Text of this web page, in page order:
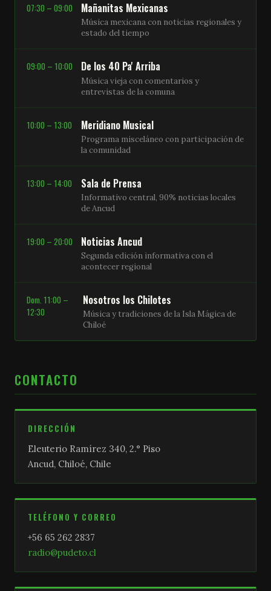
07:30 – 09:00 Mañanitas Mexicanas
Música mexicana con noticias regionales y
estado del tiempo
09:00 – 10:00 De los 40 Pa' Arriba
Música vieja con comentarios y
entrevistas de la comuna
10:00 – 13:00 Meridiano Musical
Programa misceláneo con participación de
la comunidad
13:00 – 14:00 Sala de Prensa
Informativo central, 90% noticias locales
de Ancud
19:00 – 20:00 Noticias Ancud
Segunda edición informativa con el
acontecer regional
Dom. 11:00 –
12:30
Nosotros los Chilotes
Música y tradiciones de la Isla Mágica de
Chiloé
CONTACTO
DIRECCIÓN
Eleuterio Ramírez 340, 2.° Piso
Ancud, Chiloé, Chile
TELÉFONO Y CORREO
+56 65 262 2837
radio@pudeto.cl